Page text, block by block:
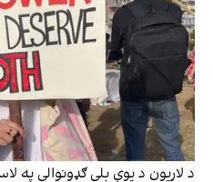
د لاريون د يوې بلې ګډونوالې په